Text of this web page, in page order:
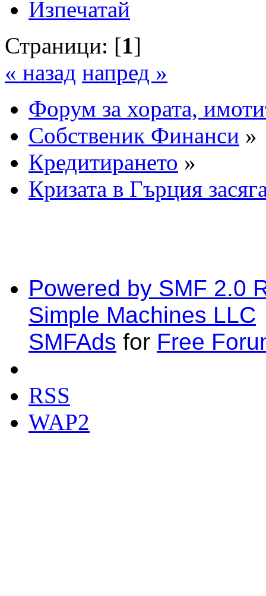
Изпечатай
Страници: [1]
« назад напред »
Форум за хората,
Собственик Финанси »
Кредитирането »
Кризата в Гърция
Powered by SMF 2.0
Simple Machines LLC
SMFAds for Free
RSS
WAP2